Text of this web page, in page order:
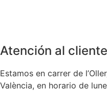
Atención al cliente
Estamos en carrer de
València, en horario de